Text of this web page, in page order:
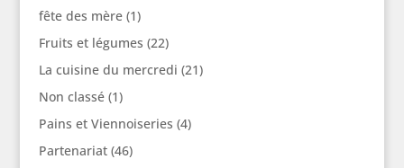
fête des mère(1)
Fruits et légumes (22)
La cuisine du mercredi (21)
Non classé(1)
Pains et Viennoiseries (4)
Partenariat(46)